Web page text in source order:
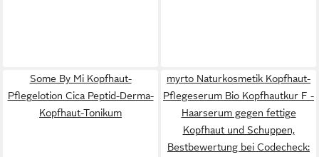
Some By Mi Kopfhaut-
Pflegelotion Cica Peptid-Derma-
Kopfhaut-Tonikum
myrto Naturkosmetik Kopfhaut-
Pflegeserum Bio Kopfhautkur F -
Haarserum gegen fettige
Kopfhaut und Schuppen,
Bestbewertung bei Codecheck: